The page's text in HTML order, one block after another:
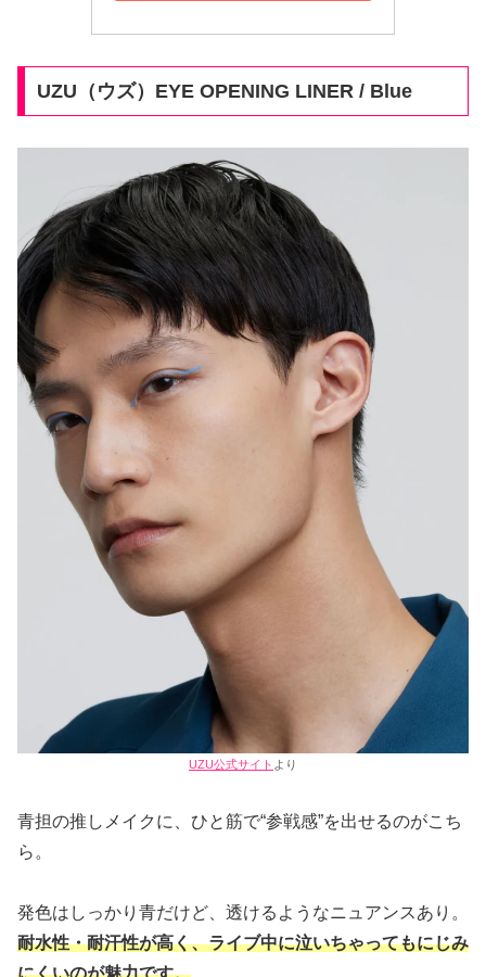
UZU（ウズ）EYE OPENING LINER / Blue
UZU公式サイト より
青担の推しメイクに、ひと筋で“参戦感”を出せるのがこち
ら。
発色はしっかり青だけど、透けるようなニュアンスあり。
耐水性・耐汗性が高く、ライブ中に泣いちゃってもにじみ